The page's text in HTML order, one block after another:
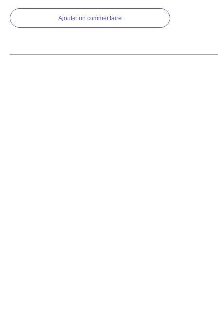
Ajouter un commentaire